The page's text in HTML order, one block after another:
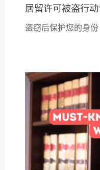
居留许可被盗行动
盗窃后保护您的身